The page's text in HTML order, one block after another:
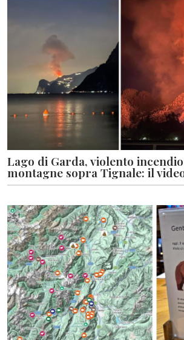
Lago di Garda, violento
montagne sopra Tignale: il